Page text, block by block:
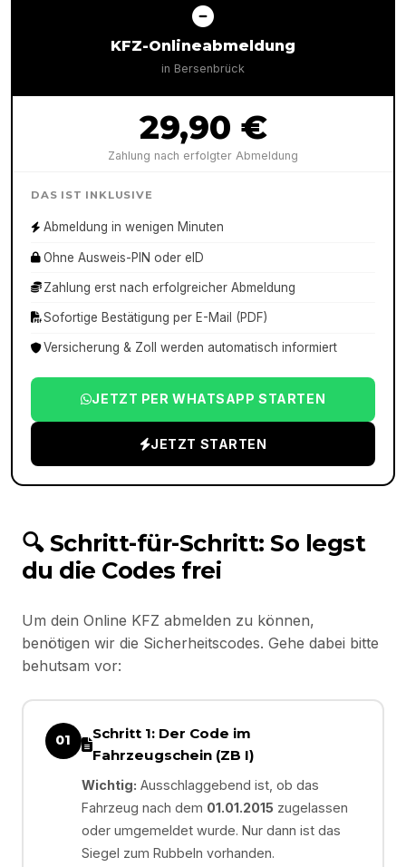
KFZ-Onlineabmeldung
in Bersenbrück
29,90 €
Zahlung nach erfolgter Abmeldung
DAS IST INKLUSIVE
Abmeldung in wenigen Minuten
Ohne Ausweis-PIN oder eID
Zahlung erst nach erfolgreicher Abmeldung
Sofortige Bestätigung per E-Mail (PDF)
Versicherung & Zoll werden automatisch informiert
JETZT PER WHATSAPP STARTEN
JETZT STARTEN
🔍 Schritt-für-Schritt: So legst
du die Codes frei
Um dein Online KFZ abmelden zu können,
benötigen wir die Sicherheitscodes. Gehe dabei bitte
behutsam vor:
01
Schritt 1: Der Code im
Fahrzeugschein (ZB I)
Wichtig: Ausschlaggebend ist, ob das
Fahrzeug nach dem 01.01.2015 zugelassen
oder umgemeldet wurde. Nur dann ist das
Siegel zum Rubbeln vorhanden.